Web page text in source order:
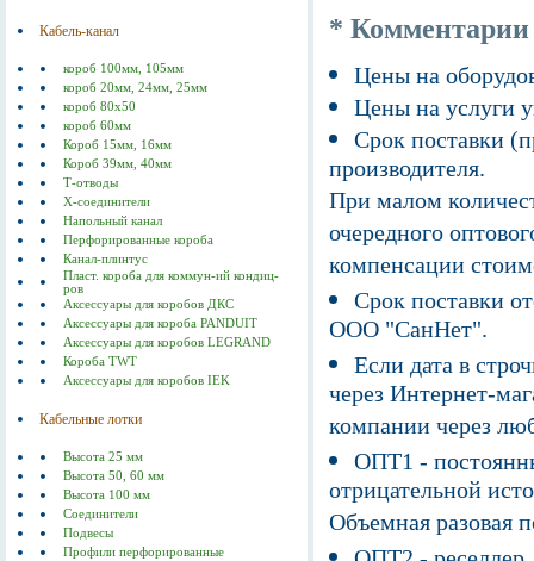
Кабель-канал
короб 100мм, 105мм
короб 20мм, 24мм, 25мм
короб 80х50
короб 60мм
Короб 15мм, 16мм
Короб 39мм, 40мм
Т-отводы
Х-соединители
Напольный канал
Перфорированные короба
Канал-плинтус
Пласт. короба для коммун-ий кондиц-
ров
Аксессуары для коробов ДКС
Аксессуары для короба PANDUIT
Аксессуары для коробов LEGRAND
Короба TWT
Аксессуары для коробов IEK
Кабельные лотки
Высота 25 мм
Высота 50, 60 мм
Высота 100 мм
Соединители
Подвесы
Профили перфорированные
* Комментарии
Цены на
Цены на услуги
Срок поставки
производителя.
При малом
очередного
компенсации
Срок поставки
ООО "СанНет".
Если дата в
через Интернет-
компании через
ОПТ1 -
отрицательной
Объемная разовая